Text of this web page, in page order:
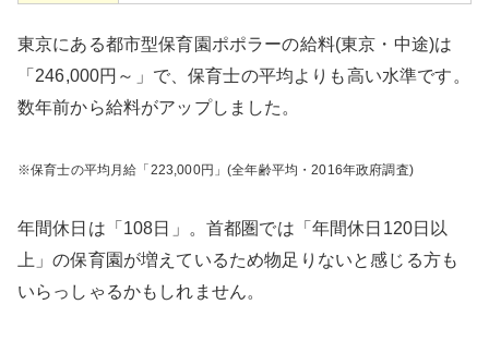
東京にある都市型保育園ポポラーの給料(東京・中途)は
「246,000円～」で、保育士の平均よりも高い水準です。
数年前から給料がアップしました。
※保育士の平均月給「223,000円」(全年齢平均・2016年政府調査)
年間休日は「108日」。首都圏では「年間休日120日以
上」の保育園が増えているため物足りないと感じる方も
いらっしゃるかもしれません。